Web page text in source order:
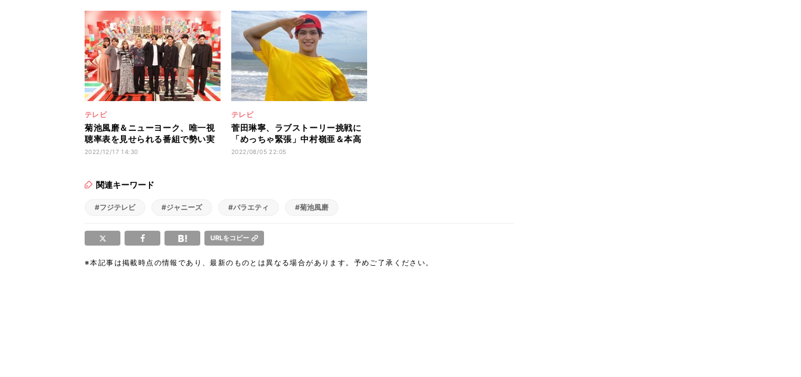
テレビ
菊池風磨＆ニューヨーク、唯一視
聴率表を見せられる番組で勢い実
感「テレビからの最後のメッセー
2022/12/17 14:30
テレビ
菅田琳寧、ラブストーリー挑戦に
「めっちゃ緊張」中村嶺亜＆本高
克樹とのエピソードも
2022/08/05 22:05
関連キーワード
#フジテレビ #ジャニーズ #バラエティ #菊池風磨
URLをコピー
※本記事は掲載時点の情報であり、最新のものとは異なる場合があります。予めご了承ください。